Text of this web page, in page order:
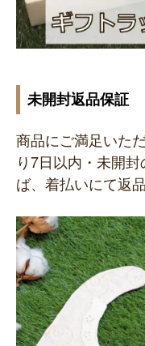
未開封返品保証
商品にご満足いた
り7日以内・未開
ば、着払いにて返